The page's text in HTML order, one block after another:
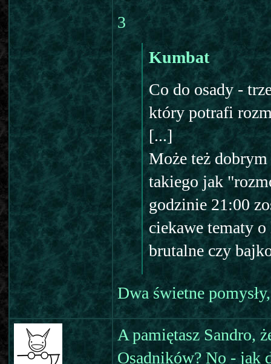
3
Kumbat
Co do osady -
który potrafi
[...]
Może też dobrym
takiego jak
godzinie 21:00
ciekawe tematy
brutalne czy
Dwa świetne
A pamiętasz Sandro,
Osadników? No - jak